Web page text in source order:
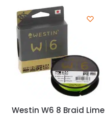
Westin W6 8 Braid Lime